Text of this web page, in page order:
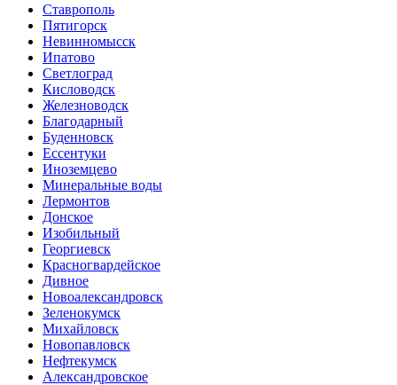
Ставрополь
Пятигорск
Невинномысск
Ипатово
Светлоград
Кисловодск
Железноводск
Благодарный
Буденновск
Ессентуки
Иноземцево
Минеральные воды
Лермонтов
Донское
Изобильный
Георгиевск
Красногвардейское
Дивное
Новоалександровск
Зеленокумск
Михайловск
Новопавловск
Нефтекумск
Александровское